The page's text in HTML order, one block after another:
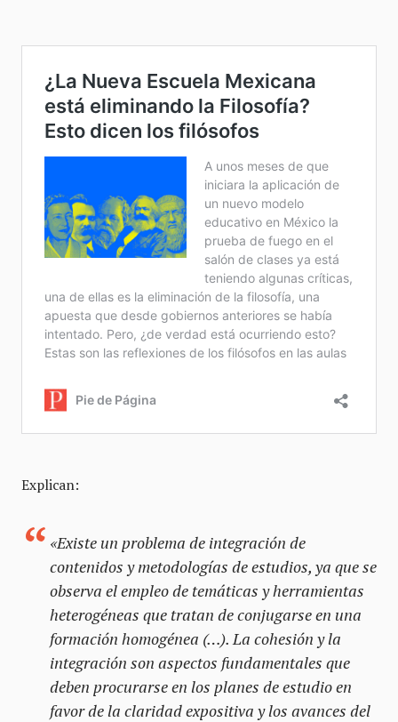
Explican:
«Existe un problema de integración de
contenidos y metodologías de estudios, ya que se
observa el empleo de temáticas y herramientas
heterogéneas que tratan de conjugarse en una
formación homogénea (…). La cohesión y la
integración son aspectos fundamentales que
deben procurarse en los planes de estudio en
favor de la claridad expositiva y los avances del